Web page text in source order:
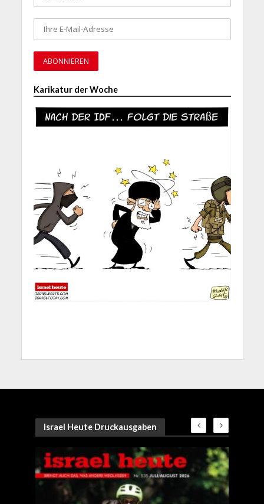
Karikatur der Woche
Israel Heute Druckausgaben